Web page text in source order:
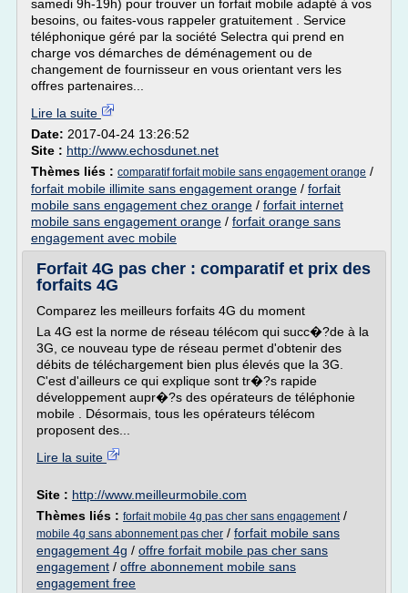
samedi 9h-19h) pour trouver un forfait mobile adapté à vos
besoins, ou faites-vous rappeler gratuitement . Service
téléphonique géré par la société Selectra qui prend en
charge vos démarches de déménagement ou de
changement de fournisseur en vous orientant vers les
offres partenaires...
Lire la suite
Date: 2017-04-24 13:26:52
Site : http://www.echosdunet.net
Thèmes liés : comparatif forfait mobile sans engagement orange /
forfait mobile illimite sans engagement orange / forfait
mobile sans engagement chez orange / forfait internet
mobile sans engagement orange / forfait orange sans
engagement avec mobile
Forfait 4G pas cher : comparatif et prix des
forfaits 4G
Comparez les meilleurs forfaits 4G du moment
La 4G est la norme de réseau télécom qui succ�?de à la
3G, ce nouveau type de réseau permet d'obtenir des
débits de téléchargement bien plus élevés que la 3G.
C'est d'ailleurs ce qui explique sont tr�?s rapide
développement aupr�?s des opérateurs de téléphonie
mobile . Désormais, tous les opérateurs télécom
proposent des...
Lire la suite
Site : http://www.meilleurmobile.com
Thèmes liés : forfait mobile 4g pas cher sans engagement/
mobile 4g sans abonnement pas cher / forfait mobile sans
engagement 4g / offre forfait mobile pas cher sans
engagement / offre abonnement mobile sans
engagement free